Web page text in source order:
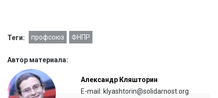
Теги: профсоюз ФНПР
Автор материала:
Александр Кляшторин
E-mail: klyashtorin@solidarnost.org